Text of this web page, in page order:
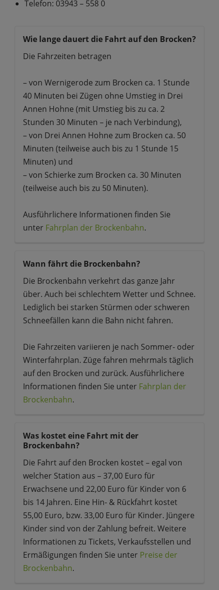
Telefon: 03943 – 558 0
Wie lange dauert die Fahrt auf den Brocken?
Die Fahrzeiten betragen
– von Wernigerode zum Brocken ca. 1 Stunde
40 Minuten bei Zügen ohne Umstieg in Drei
Annen Hohne (mit Umstieg bis zu ca. 2
Stunden 30 Minuten – je nach Verbindung),
– von Drei Annen Hohne zum Brocken ca. 50
Minuten (teilweise auch bis zu 1 Stunde 15
Minuten) und
– von Schierke zum Brocken ca. 30 Minuten
(teilweise auch bis zu 50 Minuten).
Ausführlichere Informationen finden Sie
unter Fahrplan der Brockenbahn.
Wann fährt die Brockenbahn?
Die Brockenbahn verkehrt das ganze Jahr
über. Auch bei schlechtem Wetter und Schnee.
Lediglich bei starken Stürmen oder schweren
Schneefällen kann die Bahn nicht fahren.
Die Fahrzeiten variieren je nach Sommer- oder
Winterfahrplan. Züge fahren mehrmals täglich
auf den Brocken und zurück. Ausführlichere
Informationen finden Sie unter Fahrplan der
Brockenbahn.
Was kostet eine Fahrt mit der
Brockenbahn?
Die Fahrt auf den Brocken kostet – egal von
welcher Station aus – 37,00 Euro für
Erwachsene und 22,00 Euro für Kinder von 6
bis 14 Jahren. Eine Hin- & Rückfahrt kostet
55,00 Euro, bzw. 33,00 Euro für Kinder. Jüngere
Kinder sind von der Zahlung befreit. Weitere
Informationen zu Tickets, Verkaufsstellen und
Ermäßigungen finden Sie unter Preise der
Brockenbahn.